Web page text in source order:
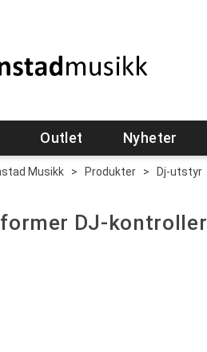
Outlet Nyheter
Musikk > Produkter > Dj-utstyr
DJ-kontroller